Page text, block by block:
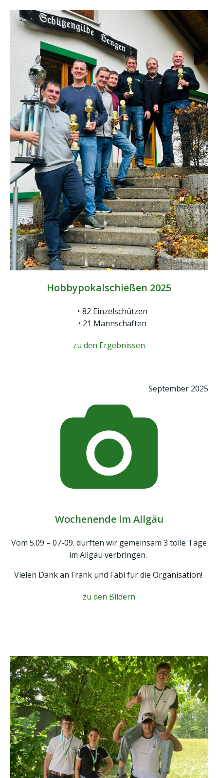
Hobbypokalschießen 2025
82 Einzelschützen
21 Mannschaften
zu den Ergebnissen
September 2025
Wochenende im Allgäu
Vom 5.09 – 07-09. durften wir gemeinsam 3 tolle Tage
im Allgäu verbringen.
Vielen Dank an Frank und Fabi für die Organisation!
zu den Bildern